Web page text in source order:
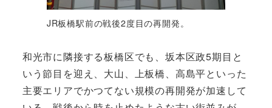
JR板橋駅前の戦後2度目の再開発。
和光市に隣接する板橋区でも、坂本区政5期目と
いう節目を迎え、大山、上板橋、高島平といった
主要エリアでかつてない規模の再開発が加速して